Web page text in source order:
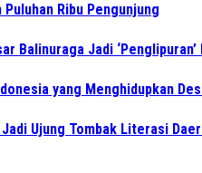
Ribu Pengunjung
Balinuraga Jadi ‘Penglipuran’
yang Menghidupkan
Ujung Tombak Literasi